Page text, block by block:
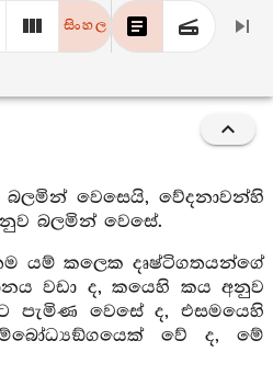
සිංහල
වෙසෙයි, වේදනාවන්හි
බලමින් වෙසේ.
යම් කලෙක දෘෂ්ටිගතයන්ගේ
වඩා ද, කයෙහි කය අනුව
පැමිණ වෙසේ ද, එසමයෙහි
වේ ද, මේ